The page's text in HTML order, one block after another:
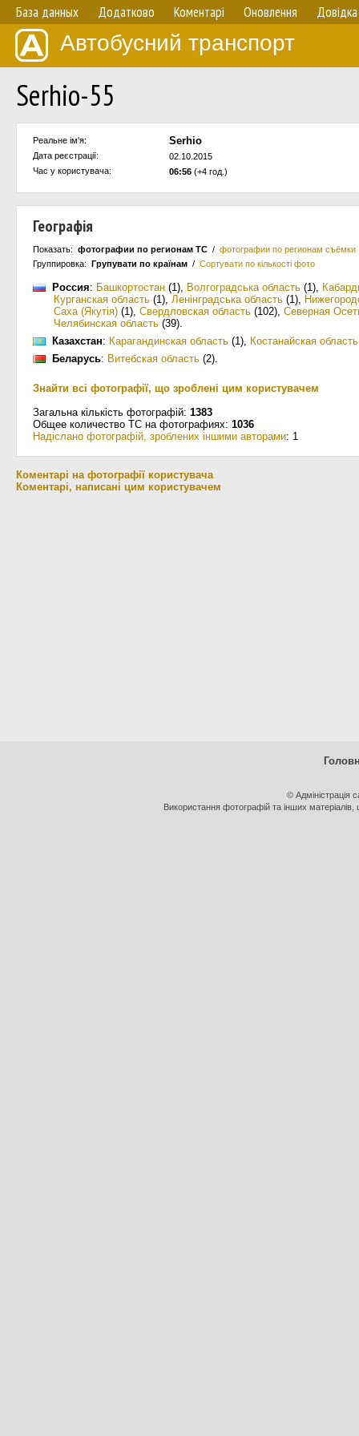
База данных Додатково Коментарі Оновлення Довідка
Автобусний транспорт
Serhio-55
Реальне ім'я: Serhio
Дата реєстрації:
02.10.2015
Час у користувача:
06:56 (+4 год.)
Географія
Показать: фотографии по регионам ТС / фотографии по регионам съёмки
Группировка: Групувати по країнам / Сортувати по кількості фото
Россия: Башкортостан (1), Волгоградська область (1),
Курганская область (1), Ленінградська область (1),
Саха (Якутія) (1), Свердловская область (102), Северная
Челябинская область (39).
Казахстан: Карагандинская область (1), Костанайская область
Беларусь: Витебская область (2).
Знайти всі фотографії, що зроблені цим користувачем
Загальна кількість фотографій: 1383
Общее количество ТС на фотографиях: 1036
Надіслано фотографій, зроблених іншими авторами: 1
Коментарі на фотографії користувача
Коментарі, написані цим користувачем
© Адміністрація
Використання фотографій та інших матеріалів,